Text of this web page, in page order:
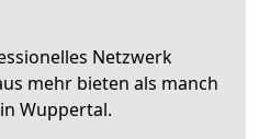
Netzwerk
mehr bieten als manch
Wuppertal.